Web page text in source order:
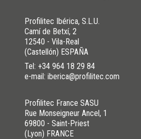
Profilitec Ibérica, S.L.U.
Camí de Betxí, 2
12540 - Vila-Real
(Castellón) ESPAÑA
Tel: +34 964 18 29 84
e-mail: iberica@profilitec.com
Profilitec France SASU
Rue Monseigneur Ancel, 1
69800 - Saint-Priest
(Lyon) FRANCE